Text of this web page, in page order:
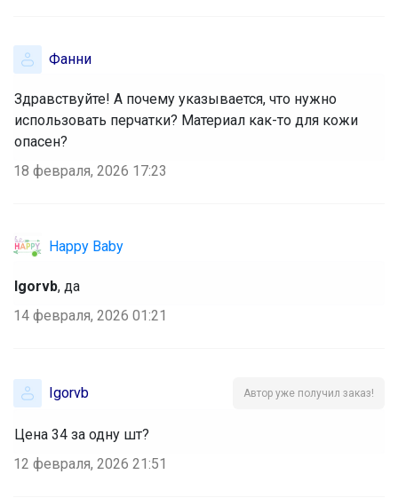
Фанни
Здравствуйте! А почему указывается, что нужно
использовать перчатки? Материал как-то для кожи
опасен?
18 февраля, 2026 17:23
Happy Baby
Igorvb, да
14 февраля, 2026 01:21
Igorvb Автор уже получил заказ!
Цена 34 за одну шт?
12 февраля, 2026 21:51